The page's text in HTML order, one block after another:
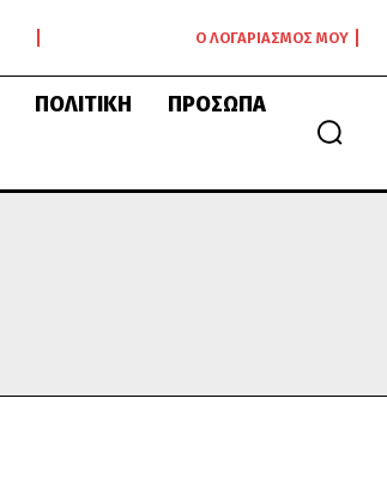
Ο ΛΟΓΑΡΙΑΣΜΌΣ ΜΟΥ
ΠΟΛΙΤΙΚΉ ΠΡΌΣΩΠΑ